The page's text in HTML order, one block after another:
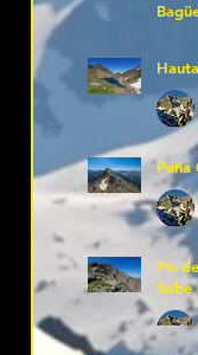
Peña
Pic
Sobe